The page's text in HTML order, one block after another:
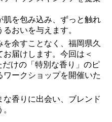
を包み込み、ずっと触れ
おいを与えます。
余すことなく、福岡県久
届けします。今回は＜
けの「特別な香り」のピ
ワークショップを開催いた
香りに出会い、 ブレンド